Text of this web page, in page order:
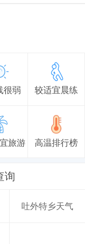
很弱 较适宜晨练
旅游 高温排行榜
询
吐外特乡天气